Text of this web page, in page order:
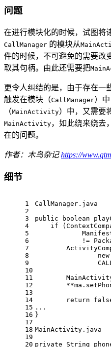
问题
在进行模块化的时候，试图将
CallManager 的模块从
件的时候，不可避免的需要改
取其句柄。由此还需要把
更令人纠结的是，由于存在一
触发在模块（CallManager）
（MainActivity）中，又需要
MainActivity，如此绕来绕去
在的问题。
作者：木鸟杂记https://
细节
1
2
3
4
5
6
7
8
9
10
11
12
13
14
15
16
17
18
19
20
CallManager.java
public
boolean
if
!=
new
return
...
}
MainActivity.java
private
String